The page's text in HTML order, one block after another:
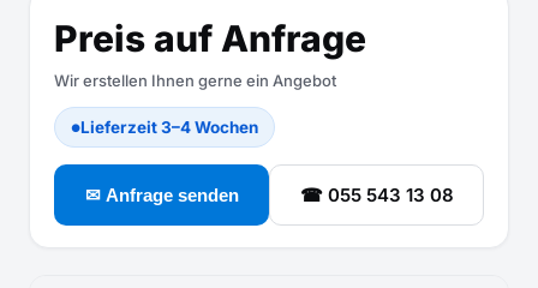
Preis auf Anfrage
Wir erstellen Ihnen gerne ein Angebot
●Lieferzeit 3–4 Wochen
✉ Anfrage senden ☎ 055 543 13 08